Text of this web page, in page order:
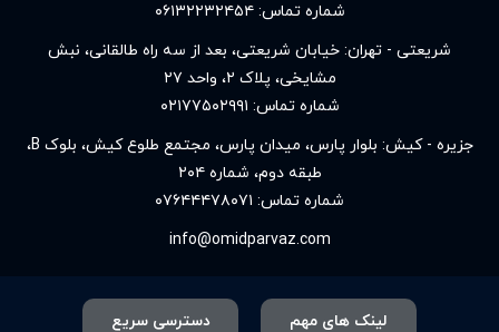
شماره تماس:۰۶۱۳۲۲۳۲۴۵۴
شریعتی - تهران: خیابان شریعتی، بعد از سه راه طالقانی، نبش
مشایخی، پلاک ۲، واحد ۲۷
شماره تماس: ۰۲۱۷۷۵۰۲۹۹۱
جزیره - کیش: بلوار پارس، میدان پارس، مجتمع طلوع کیش، بلوک B،
طبقه دوم، شماره ۲۰۴
شماره تماس: ۰۷۶۴۴۴۷۸۰۷۱
info@omidparvaz.com
لینک های مهم دسترسی سریع